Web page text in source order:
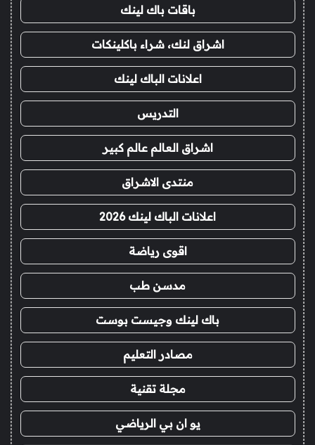
باقات باك لينك
اشراق لنك، شراء باكلينكات
اعلانات الباك لينك
التدريس
اشراق العالم عالم كبير
منتدى الاشراق
اعلانات الباك لينك 2026
اقوى رياضة
مدسن طب
باك لينك وجيست بوست
مصادر التعليم
مجلة تقنية
يو ان بي الرياضي